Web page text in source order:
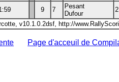
9 7
Pesant
Dufour
2
v10.1.0.2dsf, http://
Page d'acceuil de